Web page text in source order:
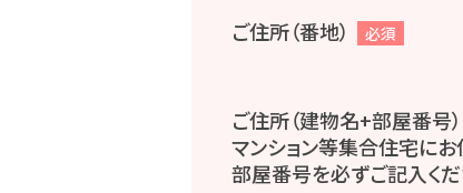
ご住所（番地） 必須
ご住所（建物名+部屋番号）
マンション等集合住宅にお
部屋番号を必ずご記入くだ